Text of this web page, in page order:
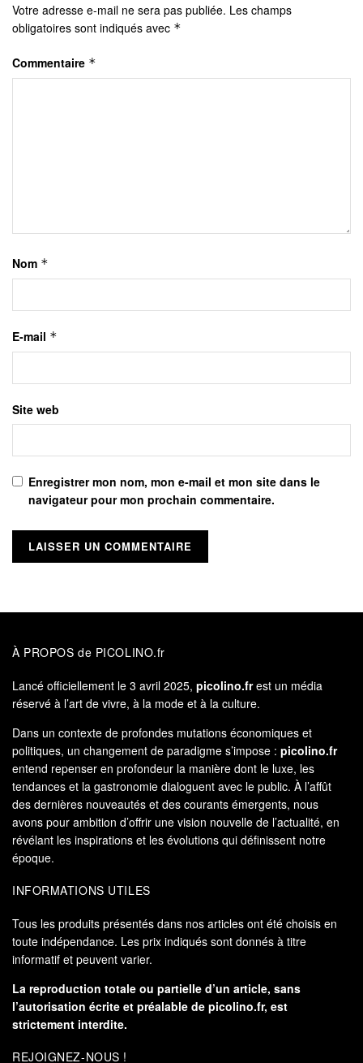
Votre adresse e-mail ne sera pas publiée. Les champs
obligatoires sont indiqués avec *
Commentaire *
Nom *
E-mail *
Site web
Enregistrer mon nom, mon e-mail et mon site dans le
navigateur pour mon prochain commentaire.
À PROPOS de PICOLINO.fr
Lancé officiellement le 3 avril 2025, picolino.frest un média
réservé à l’art de vivre, à la mode et à la culture.
Dans un contexte de profondes mutations économiques et
politiques, un changement de paradigme s’impose : picolino.fr
entend repenser en profondeur la manière dont le luxe, les
tendances et la gastronomie dialoguent avec le public. À l’affût
des dernières nouveautés et des courants émergents, nous
avons pour ambition d’offrir une vision nouvelle de l’actualité, en
révélant les inspirations et les évolutions qui définissent notre
époque.
INFORMATIONS UTILES
Tous les produits présentés dans nos articles ont été choisis en
toute indépendance. Les prix indiqués sont donnés à titre
informatif et peuvent varier.
La reproduction totale ou partielle d’un article, sans
l’autorisation écrite et préalable de picolino.fr, est
strictement interdite.
REJOIGNEZ-NOUS !